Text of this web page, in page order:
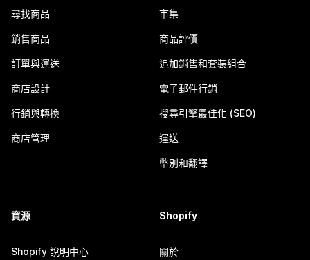
尋找商品
銷售商品
訂單與運送
商店設計
行銷與轉換
商店管理
市集
商品評價
追加銷售和套裝組合
電子郵件行銷
搜尋引擎最佳化 (SEO)
運送
幣別和翻譯
資源
Shopify 說明中心
Shopify
關於